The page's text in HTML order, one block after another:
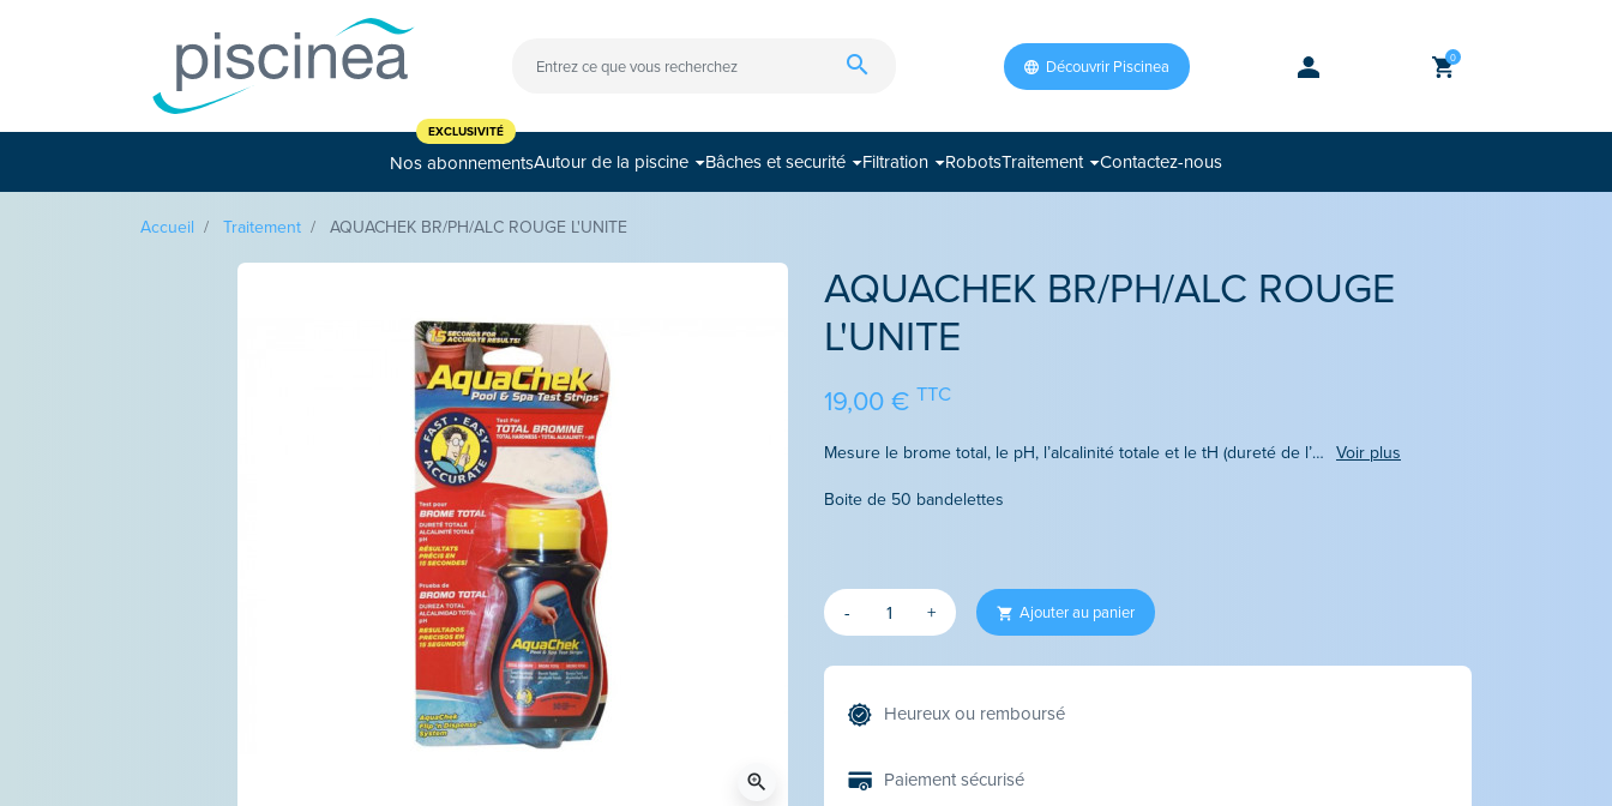
search Découvrir Piscinea 0
Nos abonnementsAutour de la piscine Bâches et securité Filtration RobotsTraitement Contactez-nous
Accueil Traitement AQUACHEK BR/PH/ALC ROUGE L'UNITE
zoom_in
AQUACHEK BR/PH/ALC ROUGE
L'UNITE
19,00 € TTC
Mesure le brome total, le pH, l’alcalinité totale et le tH (dureté de l’eau)
Boite de 50 bandelettes
Voir plus
- + Ajouter au panier
Heureux ou remboursé
Paiement sécurisé